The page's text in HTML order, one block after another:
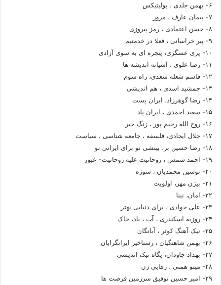
۶- بهمن جلدی ، پولیتیکس
۷- پیمان عارف ، مرور
۸- حسن اعتمادی ، رمز پیروزی
۹- پیر خراسانی ، فعلا در خدمتیم
۱۰- پری عسگری، پنجره ای به سوی آزادی
۱۱- رضا علوی ، آشیانه اندیشه ها
۱۲- قاسم شعله سعدی، راه سوم
۱۳- جمشید اسدی ، هم اندیشی
۱۴- رضا گوهرزاد، ایران پست
۱۵- سعید احمدی ، ایران پاد
۱۶- روح الله رحیم پور ، زنگ خبر
۱۷- جلال ایجادی، فلسفه ، جامعه شناسی ، سیاست
۱۸- رضا حسین بر، بینشی نو برای ایرانی نو
۱۹- احمد شمس ، روحانیت علیه روحانیت- عبور
۲۰- نوشین محمدیان ، سوژه
۲۱- بیژن مهر، اولویت
۲۲- امان، نینا
۲۳- علی جوادی ، برای دنیایی بهتر
۲۴- روزبه اسکندری ، آب ، باد، خاک
۲۵- نیک آهنگ کوثر ، آبانگان
۲۶- بهمن شاهنگیان ، رستاخیز ایرانگرایان
۲۷- بهداد جاودان، پگاه نیک اندیشی
۲۸- مینو همتی ، رهایی زن
۲۹- امیر حسین توفیق سرزمین فرصت ها